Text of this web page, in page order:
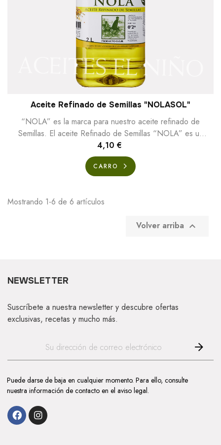
Aceite Refinado de Semillas "NOLASOL"
“NOLA” es la marca para nuestro aceite refinado de
Semillas. El aceite Refinado de Semillas “NOLA” es un
aceite que procede de distintos tipos de...
4,10 €
CARRO
Mostrando 1-6 de 6 artículos
Volver arriba 
NEWSLETTER
Suscríbete a nuestra newsletter y descubre ofertas
exclusivas, recetas y mucho más.
Puede darse de baja en cualquier momento. Para ello, consulte
nuestra información de contacto en el aviso legal.